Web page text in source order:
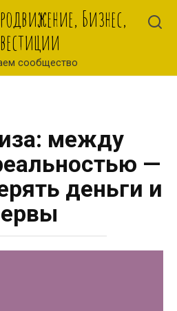
Бизнес,
сообщество
между
—
деньги и